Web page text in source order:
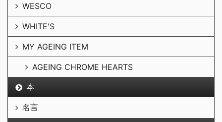
WESCO
WHITE'S
MY AGEING ITEM
AGEING CHROME HEARTS
本
名言